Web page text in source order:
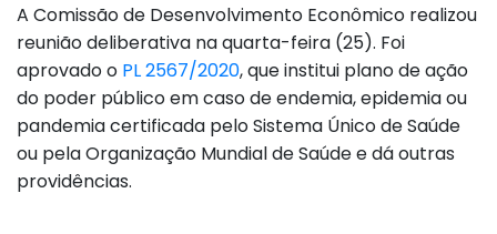
A Comissão de Desenvolvimento Econômico realizou
reunião deliberativa na quarta-feira (25). Foi
aprovado o PL 2567/2020, que institui plano de ação
do poder público em caso de endemia, epidemia ou
pandemia certificada pelo Sistema Único de Saúde
ou pela Organização Mundial de Saúde e dá outras
providências.